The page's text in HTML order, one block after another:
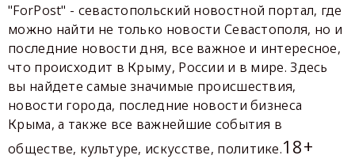
"ForPost" - севастопольский новостной портал, где
можно найти не только новости Севастополя, но и
последние новости дня, все важное и интересное,
что происходит в Крыму, России и в мире. Здесь
вы найдете самые значимые происшествия,
новости города, последние новости бизнеса
Крыма, а также все важнейшие события в
обществе, культуре, искусстве, политике.18+